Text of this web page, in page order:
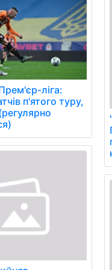
ліга:
п'ятого туру,